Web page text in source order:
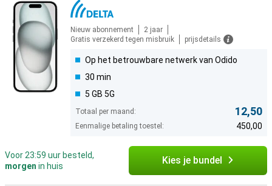
Nieuw abonnement
2 jaar
Gratis verzekerd tegen misbruik
prijsdetails
Op het betrouwbare netwerk van Odido
30 min
5 GB 5G
Totaal per maand: 12,50
Eenmalige betaling toestel: 450,00
Voor 23:59 uur besteld,
morgen in huis Kies je bundel